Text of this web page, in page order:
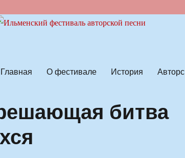
Главная О фестивале История
битва